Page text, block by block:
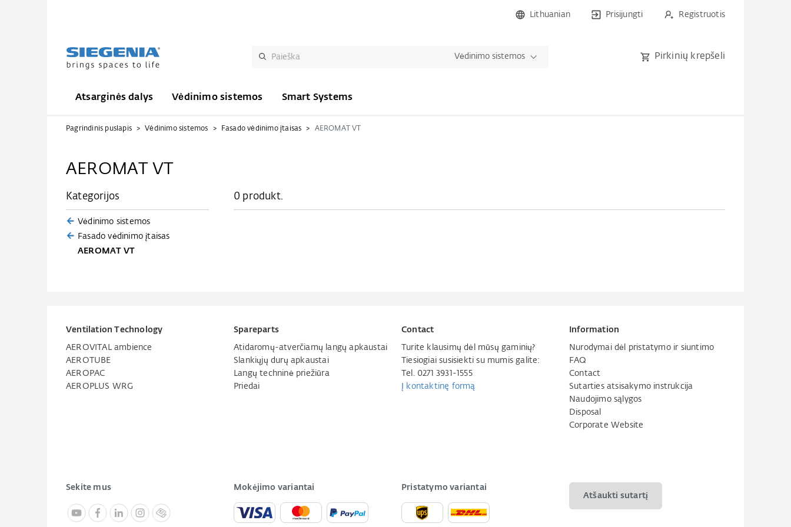
Lithuanian Prisijungti Registruotis
Vėdinimo sistemos Pirkinių krepšeli
Atsarginės dalys Vėdinimo sistemos Smart Systems
Pagrindinis puslapis Vėdinimo sistemos Fasado vėdinimo įtaisas AEROMAT VT
AEROMAT VT
Kategorijos
Vėdinimo sistemos
Fasado vėdinimo įtaisas
AEROMAT VT
0 produkt.
Ventilation Technology
AEROVITAL ambience
AEROTUBE
AEROPAC
AEROPLUS WRG
Spareparts
Atidaromų-atverčiamų langų apkaustai
Slankiųjų durų apkaustai
Langų techninė priežiūra
Priedai
Contact
Turite klausimų dėl mūsų gaminių?
Tiesiogiai susisiekti su mumis galite:
Tel. 0271 3931-1555
Į kontaktinę formą
Information
Nurodymai dėl pristatymo ir siuntimo
FAQ
Contact
Sutarties atsisakymo instrukcija
Naudojimo sąlygos
Disposal
Corporate Website
Sekite mus Mokėjimo variantai
Pristatymo variantai
Atšaukti sutartį